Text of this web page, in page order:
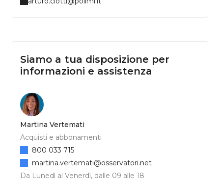
Siamo a tua disposizione per
informazioni e assistenza
Martina Vertemati
Acquisti e abbonamenti
Da Lunedì al Venerdì, dalle 09 alle 18
800 033 715
martina.vertemati@osservatori.net